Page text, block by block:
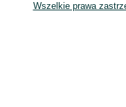
Wszelkie prawa